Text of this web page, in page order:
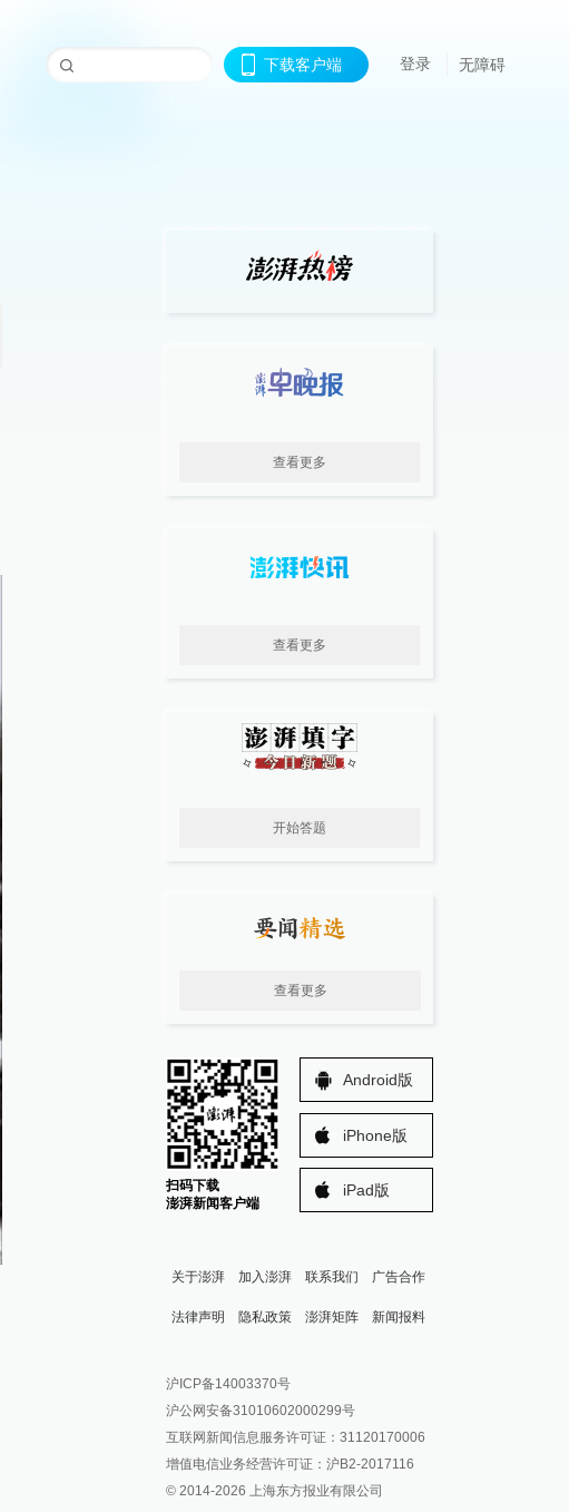
下载客户端 登录 无障碍
查看更多
查看更多
开始答题
查看更多
扫码下载
澎湃新闻客户端
Android版
iPhone版
iPad版
关于澎湃 加入澎湃 联系我们 广告合作
法律声明 隐私政策 澎湃矩阵
澎湃新闻公众号
澎湃新闻抖音号
派生万物开放平台
IP SHANGHAI
新闻报料
报料邮箱: news@thepaper.cn
沪ICP备14003370号
沪公网安备31010602000299号
互联网新闻信息服务许可证：31120170006
增值电信业务经营许可证：沪B2-2017116
© 2014-2026 上海东方报业有限公司